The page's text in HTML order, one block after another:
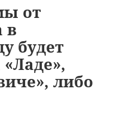
от
в
будет
либо